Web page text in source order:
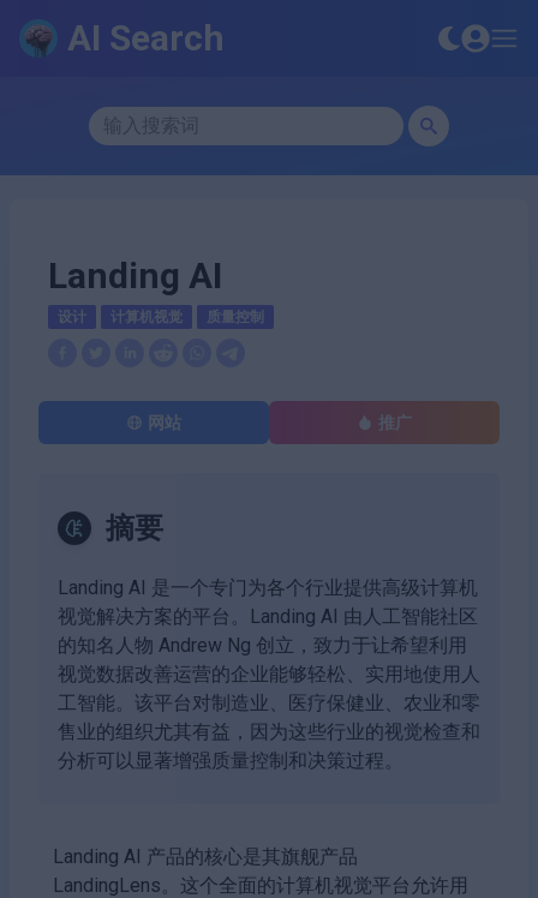
AI Search
Landing AI
设计 计算机视觉 质量控制
网站 推广
摘要
Landing AI 是一个专门为各个行业提供高级计算机
视觉解决方案的平台。Landing AI 由人工智能社区
的知名人物 Andrew Ng 创立，致力于让希望利用
视觉数据改善运营的企业能够轻松、实用地使用人
工智能。该平台对制造业、医疗保健业、农业和零
售业的组织尤其有益，因为这些行业的视觉检查和
分析可以显著增强质量控制和决策过程。
Landing AI 产品的核心是其旗舰产品
LandingLens。这个全面的计算机视觉平台允许用